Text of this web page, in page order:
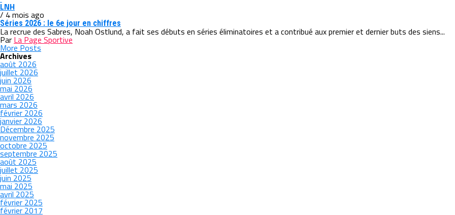
LNH
/ 4 mois ago
Séries 2026 : le 6e jour en chiffres
La recrue des Sabres, Noah Ostlund, a fait ses débuts en séries éliminatoires et a contribué aux premier et dernier buts des siens...
Par La Page Sportive
More Posts
Archives
août 2026
juillet 2026
juin 2026
mai 2026
avril 2026
mars 2026
février 2026
janvier 2026
Décembre 2025
novembre 2025
octobre 2025
septembre 2025
août 2025
juillet 2025
juin 2025
mai 2025
avril 2025
février 2025
février 2017